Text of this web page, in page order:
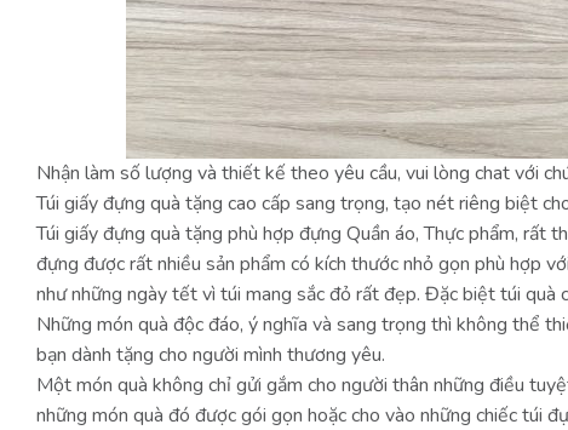
Nhận làm số lượng và thiết kế theo yêu cầu, vui lòng chat với
Túi giấy đựng quà tặng cao cấp sang trọng, tạo nét riêng biệt
Túi giấy đựng quà tặng phù hợp đựng Quần áo, Thực phẩm, rất
đựng được rất nhiều sản phẩm có kích thước nhỏ gọn phù hợp
như những ngày tết vì túi mang sắc đỏ rất đẹp. Đặc biệt túi quà
Những món quà độc đáo, ý nghĩa và sang trọng thì không thể
bạn dành tặng cho người mình thương yêu.
Một món quà không chỉ gửi gắm cho người thân những điều
những món quà đó được gói gọn hoặc cho vào những chiếc túi